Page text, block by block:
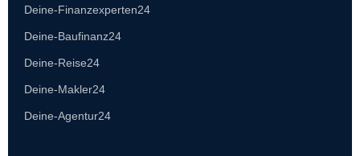
Deine-Finanzexperten24
Deine-Baufinanz24
Deine-Reise24
Deine-Makler24
Deine-Agentur24